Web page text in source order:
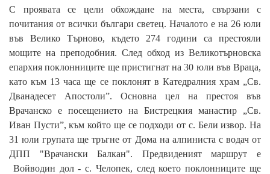
С проявата се цели обхождане на места, свързани с
почитания от всички българи светец. Началото е на 26 юли
във Велико Търново, където 274 години са престояли
мощите на преподобния. След обход из Великотърновска
епархия поклонниците ще пристигнат на 30 юли във Враца,
като към 13 часа ще се поклонят в Катедралния храм „Св.
Дванадесет Апостоли”. Основна цел на престоя във
Врачанско е посещението на Бистрецкия манастир „Св.
Иван Пусти”, към който ще се подходи от с. Бели извор. На
31 юли групата ще тръгне от Дома на алпиниста с водач от
ДПП "Врачански Балкан". Предвиденият маршрут е
Войводин дол - с. Челопек, след което поклонниците ще